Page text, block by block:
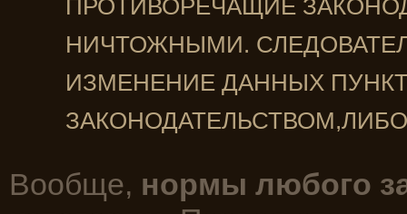
ПРОТИВОРЕЧАЩИЕ
НИЧТОЖНЫМИ.
ИЗМЕНЕНИЕ ДАННЫХ
Вообще, нормы любого